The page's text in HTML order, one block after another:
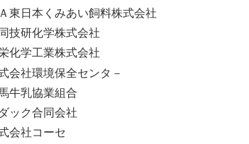
Ａ東日本くみあい飼料株式会社
技研化学株式会社
化学工業株式会社
会社環境保全センタ－
牛乳協業組合
ック合同会社
会社コーセ